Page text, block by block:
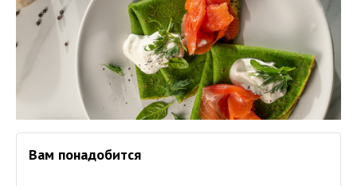
Вам понадобится